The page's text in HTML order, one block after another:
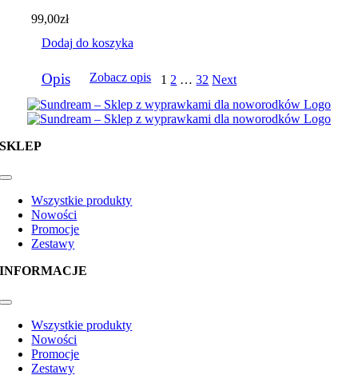
99,00zł
Dodaj do koszyka
Opis Zobacz opis 1 2 … 32 Next
SKLEP
Toggle
NavigationWszystkie produkty
Nowości
Promocje
Zestawy
INFORMACJE
Toggle
NavigationWszystkie produkty
Nowości
Promocje
Zestawy